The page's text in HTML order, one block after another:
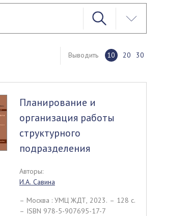
Выводить 10 20 30
Планирование и
организация работы
структурного
подразделения
Авторы:
И.А. Савина
– Москва : УМЦ ЖДТ, 2023. – 128 c.
– ISBN 978-5-907695-17-7